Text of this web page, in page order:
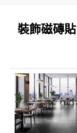
裝飾磁磚貼